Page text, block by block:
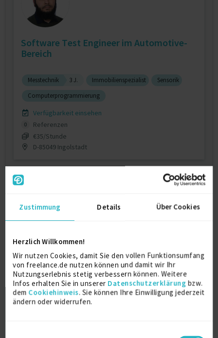
Zustimmung Details Über Cookies
Herzlich Willkommen!
Wir nutzen Cookies, damit Sie den vollen Funktionsumfang
von freelance.de nutzen können und damit wir Ihr
Nutzungserlebnis stetig verbessern können. Weitere
Infos erhalten Sie in unserer Datenschutzerklärung bzw.
dem Cookiehinweis. Sie können Ihre Einwilligung jederzeit
ändern oder widerrufen.
Software Test Engineer im Automotive-
Bereich
Messtechnik 3 J. Immobilienspezialist
Sensorik
Computerprogrammierung
Verfügbarkeit einsehen
0
Referenzen
€35/Stunde
D-85049 Ingolstadt
SAP EWM Projektleitung &
Lösungsarchitektur
zuletzt online vor wenigen Tagen
SAP Extended Warehouse Management
3 J.
Projektmanagement
1 J.